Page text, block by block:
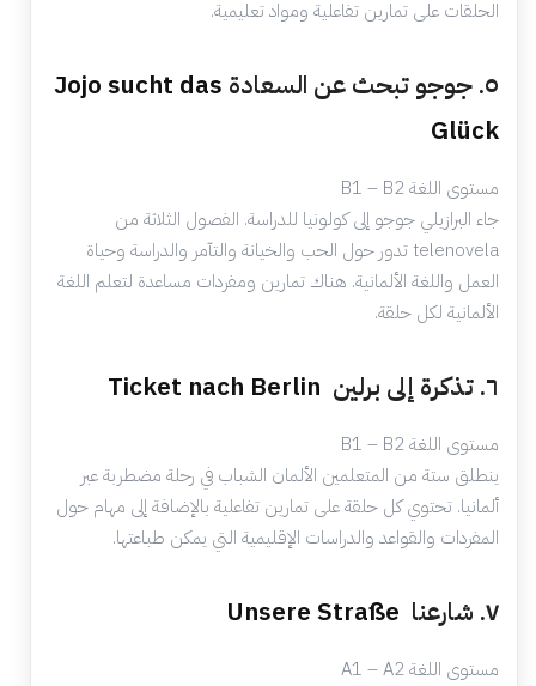
الحلقات على تمارين تفاعلية ومواد تعليمية.
٥. جوجو تبحث عن السعادة
Jojo sucht das
Glück
مستوى اللغة B1 – B2
جاء البرازيلي جوجو إلى كولونيا للدراسة. الفصول الثلاثة من
telenovela تدور حول الحب والخيانة والتآمر والدراسة وحياة
العمل واللغة الألمانية. هناك تمارين ومفردات مساعدة لتعلم اللغة
الألمانية لكل حلقة.
٦. تذكرة إلى برلين Ticket nach Berlin
مستوى اللغة B1 – B2
ينطلق ستة من المتعلمين الألمان الشباب في رحلة مضطربة عبر
ألمانيا. تحتوي كل حلقة على تمارين تفاعلية بالإضافة إلى مهام حول
المفردات والقواعد والدراسات الإقليمية التي يمكن طباعتها.
٧. شارعنا Unsere Straße
مستوى اللغة A1 – A2